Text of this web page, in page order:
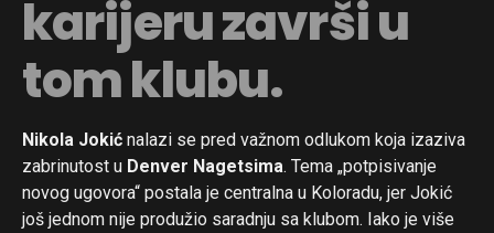
karijeru završi u
tom klubu.
Nikola Jokić nalazi se pred važnom odlukom koja izaziva
zabrinutost u Denver Nagetsima. Tema „potpisivanje
novog ugovora“ postala je centralna u Koloradu, jer Jokić
još jednom nije produžio saradnju sa klubom. Iako je više